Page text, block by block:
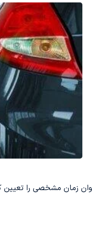
زمان مشخصی را تعیین